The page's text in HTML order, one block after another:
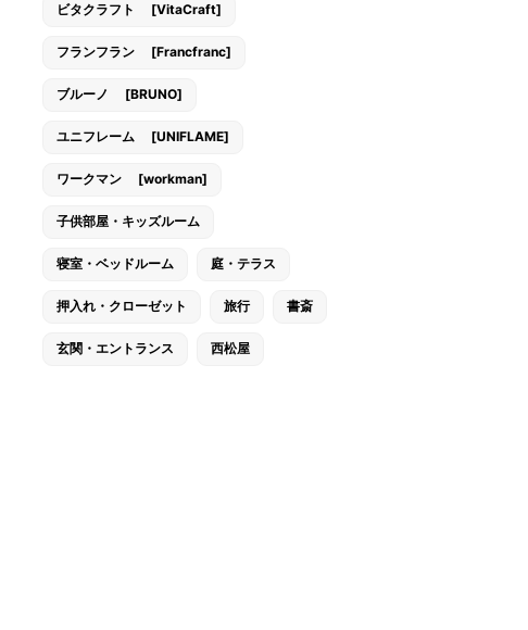
ビタクラフト [VitaCraft]
フランフラン [Francfranc]
ブルーノ [BRUNO]
ユニフレーム [UNIFLAME]
ワークマン [workman]
子供部屋・キッズルーム
寝室・ベッドルーム 庭・テラス
押入れ・クローゼット 旅行 書斎
玄関・エントランス 西松屋